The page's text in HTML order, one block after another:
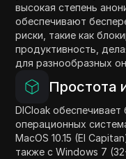
высокая степень
обеспечивают
риски, такие как
продуктивность,
для разнообразных
Простота
DICloak
операционных
MacOS 10.15 (El
также с Windows 7